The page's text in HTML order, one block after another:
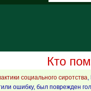
Кто
социального сиротства,
ошибку, был поврежден